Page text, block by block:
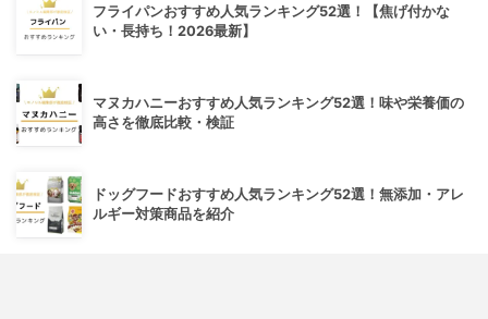
フライパンおすすめ人気ランキング52選！【焦げ付かな
い・長持ち！2026最新】
マヌカハニーおすすめ人気ランキング52選！味や栄養価の
高さを徹底比較・検証
ドッグフードおすすめ人気ランキング52選！無添加・アレ
ルギー対策商品を紹介